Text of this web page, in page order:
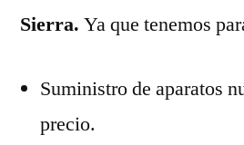
Sierra. Ya que tenemos
Suministro de aparatos
precio.